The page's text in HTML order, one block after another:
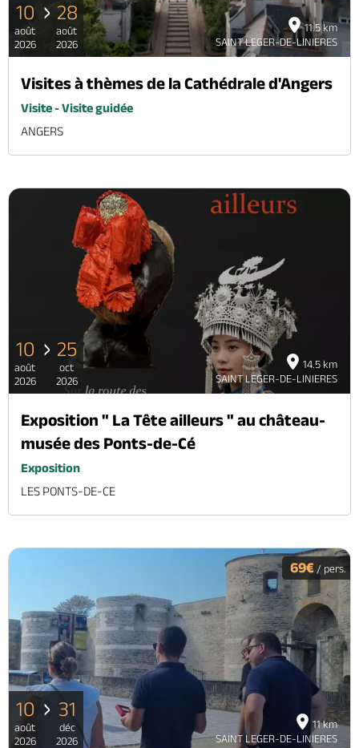
11.5 km
SAINT LEGER-DE-LINIERES
10
août
2026
28
août
2026
Visites à thèmes de la Cathédrale d'Angers
Visite - Visite guidée
ANGERS
14.5 km
SAINT LEGER-DE-LINIERES
10
août
2026
25
oct
2026
Exposition " La Tête ailleurs " au château-
musée des Ponts-de-Cé
Exposition
LES PONTS-DE-CE
11 km
SAINT LEGER-DE-LINIERES
69€ / pers.
10
août
2026
31
déc
2026